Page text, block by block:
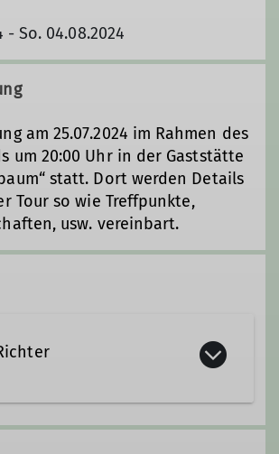
- So. 04.08.2024
am 25.07.2024 im Rahmen des
um 20:00 Uhr in der Gaststätte
statt. Dort werden Details
Tour so wie Treffpunkte,
usw. vereinbart.
3561424